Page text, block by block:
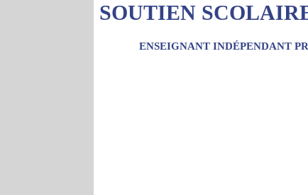
SOUTIEN
ENSEIGNANT INDÉPENDANT